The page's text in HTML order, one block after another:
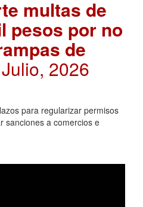
multas de
pesos por no
de
2026
para regularizar permisos
sanciones a comercios e